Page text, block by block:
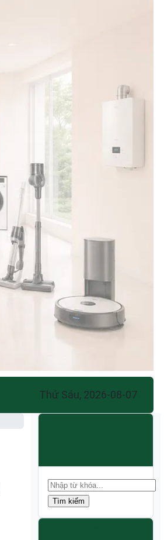
Thứ Sáu, 2026-08-07
Tìm kiếm